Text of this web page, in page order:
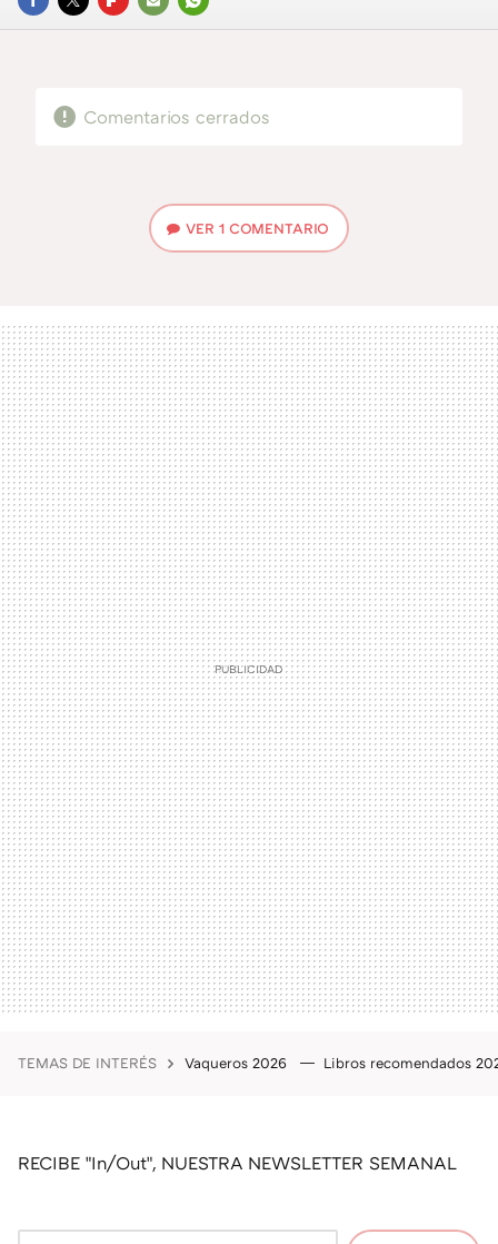
FACEBOOK
TWITTERFLIPBOARD
E-
WHATSAPP
Comentarios cerrados
VER1 COMENTARIO
TEMAS DE INTERÉS Vaqueros 2026 Libros recomendados
RECIBE "In/Out", NUESTRA NEWSLETTER SEMANAL